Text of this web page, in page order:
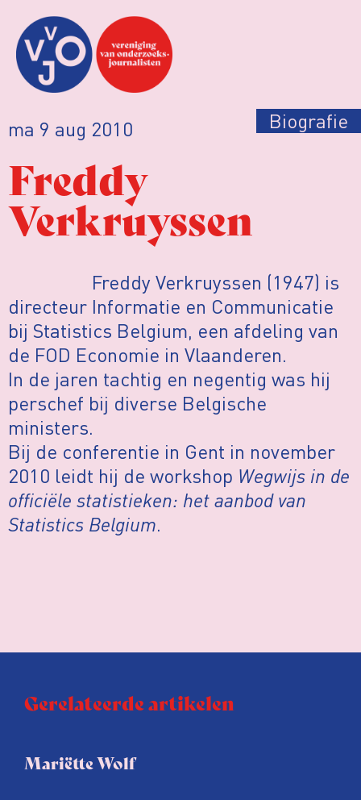
ma 9 aug 2010 Biografie
Freddy
Verkruyssen
Freddy Verkruyssen (1947) is
directeur Informatie en Communicatie
bij Statistics Belgium, een afdeling van
de FOD Economie in Vlaanderen.
In de jaren tachtig en negentig was hij
perschef bij diverse Belgische
ministers.
Bij de conferentie in Gent in november
2010 leidt hij de workshop Wegwijs in de
officiële statistieken: het aanbod van
Statistics Belgium.
Gerelateerde artikelen
Mariëtte Wolf